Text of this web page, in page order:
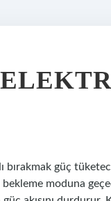
bırakmak güç
bekleme moduna